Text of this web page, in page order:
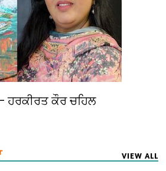
ਹਰਕੀਰਤ ਕੌਰ ਚਹਿਲ
VIEW ALL